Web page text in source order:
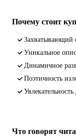
Почему стоит
захватывающий
уникальное
динамичное
поэтичность
Что говорят